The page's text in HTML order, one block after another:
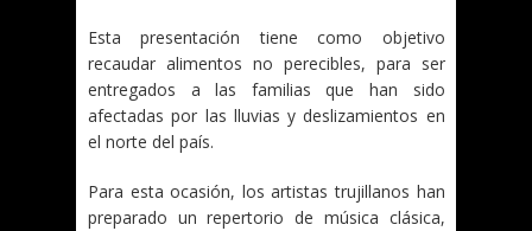
Esta presentación tiene como objetivo
recaudar alimentos no perecibles, para ser
entregados a las familias que han sido
afectadas por las lluvias y deslizamientos en
el norte del país.
Para esta ocasión, los artistas trujillanos han
preparado un repertorio de música clásica,